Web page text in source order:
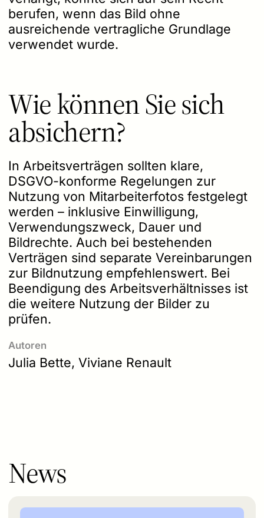
berufen, wenn das Bild ohne
ausreichende vertragliche Grundlage
verwendet wurde.
Wie können Sie sich
absichern?
In Arbeitsverträgen sollten klare,
DSGVO-konforme Regelungen zur
Nutzung von Mitarbeiterfotos festgelegt
werden – inklusive Einwilligung,
Verwendungszweck, Dauer und
Bildrechte. Auch bei bestehenden
Verträgen sind separate Vereinbarungen
zur Bildnutzung empfehlenswert. Bei
Beendigung des Arbeitsverhältnisses ist
die weitere Nutzung der Bilder zu
prüfen.
Autoren
Julia Bette, Viviane Renault
News